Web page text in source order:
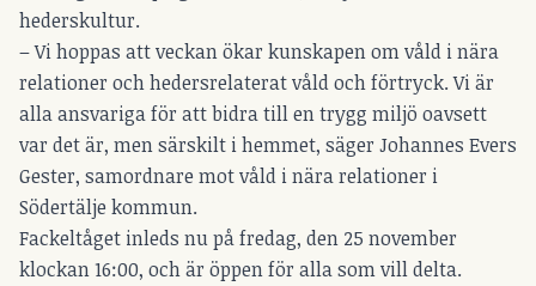
hederskultur.
– Vi hoppas att veckan ökar kunskapen om våld i nära
relationer och hedersrelaterat våld och förtryck. Vi är
alla ansvariga för att bidra till en trygg miljö oavsett
var det är, men särskilt i hemmet, säger Johannes Evers
Gester, samordnare mot våld i nära relationer i
Södertälje kommun.
Fackeltåget inleds nu på fredag, den 25 november
klockan 16:00, och är öppen för alla som vill delta.